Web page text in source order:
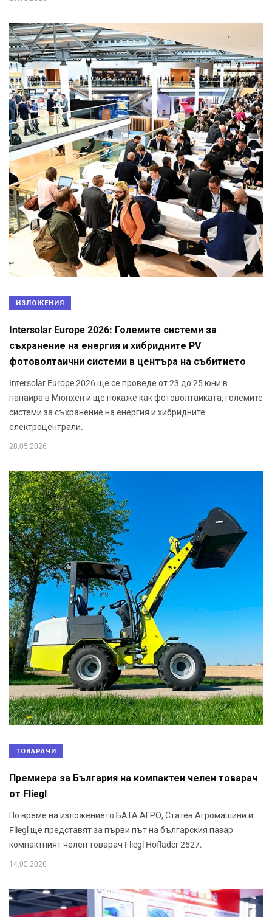
ИЗЛОЖЕНИЯ
Intersolar Europe 2026: Големите системи за
съхранение на енергия и хибридните PV
фотоволтаични системи в центъра на събитието
Intersolar Europe 2026 ще се проведе от 23 до 25 юни в
панаира в Мюнхен и ще покаже как фотоволтаиката, големите
системи за съхранение на енергия и хибридните
електроцентрали.
28.05.2026
ТОВАРАЧИ
Премиера за България на компактен челен товарач
от Fliegl
По време на изложението БАТА АГРО, Статев Агромашини и
Fliegl ще представят за първи път на българския пазар
компактният челен товарач Fliegl Hoflader 2527.
14.05.2026